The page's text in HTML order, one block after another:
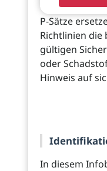
P-Sätze
Richtlinien die
gültigen
oder
Hinweis auf
In diesem